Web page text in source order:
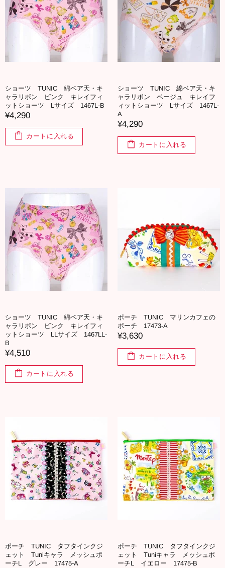
ショーツ TUNIC 綿ベア天・キ
ャラリボン ピンク キレイフィ
ットショーツ Lサイズ 1467L-B
¥4,290
カートに入れる
ショーツ TUNIC 綿ベア天・キ
ャラリボン ベージュ キレイフ
ィットショーツ Lサイズ 1467L-
A
¥4,290
カートに入れる
ショーツ TUNIC 綿ベア天・キ
ャラリボン ピンク キレイフィ
ットショーツ LLサイズ 1467LL-
B
¥4,510
カートに入れる
ポーチ TUNIC マリンカフェの
ポーチ 17473-A
¥3,630
カートに入れる
ポーチ TUNIC タフタインクジ
ェット Tuniキャラ メッシュポ
ーチL グレー 17475-A
ポーチ TUNIC タフタインクジ
ェット Tuniキャラ メッシュポ
ーチL イエロー 17475-B